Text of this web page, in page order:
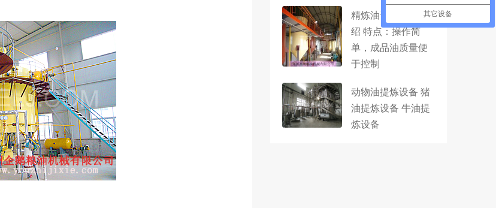
精炼油设备产品介
绍 特点：操作简
单，成品油质量便
于控制
动物油提炼设备 猪
油提炼设备 牛油提
炼设备
其它设备